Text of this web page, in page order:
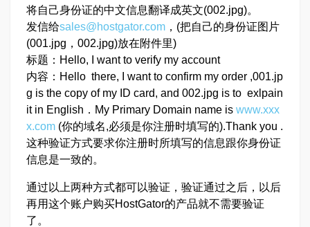
将自己身份证的中文信息翻译成英文(002.jpg)。
发信给sales@hostgator.com ，(把自己的身份证图片
(001.jpg，002.jpg)放在附件里)
标题：Hello, I want to verify my account
内容：Hello there, I want to confirm my order ,001.jp
g is the copy of my ID card, and 002.jpg is to exlpain
it in English．My Primary Domain name is www.xxx
x.com (你的域名,必须是你注册时填写的).Thank you .
这种验证方式要求你注册时所填写的信息跟你身份证
信息是一致的。
通过以上两种方式都可以验证，验证通过之后，以后
再用这个账户购买HostGator的产品就不需要验证
了。